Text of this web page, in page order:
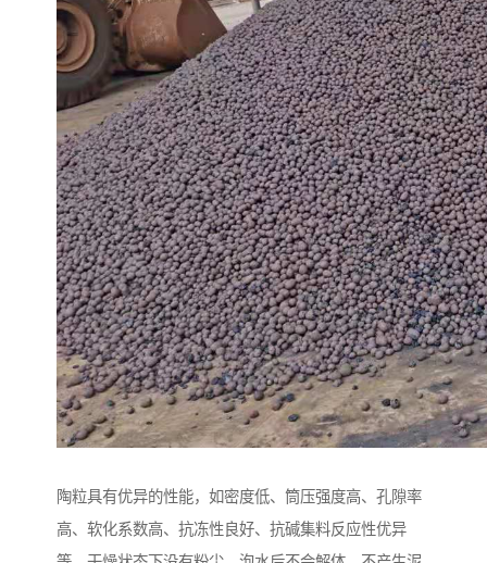
陶粒具有优异的性能，如密度低、筒压强度高、孔隙率
高、软化系数高、抗冻性良好、抗碱集料反应性优异